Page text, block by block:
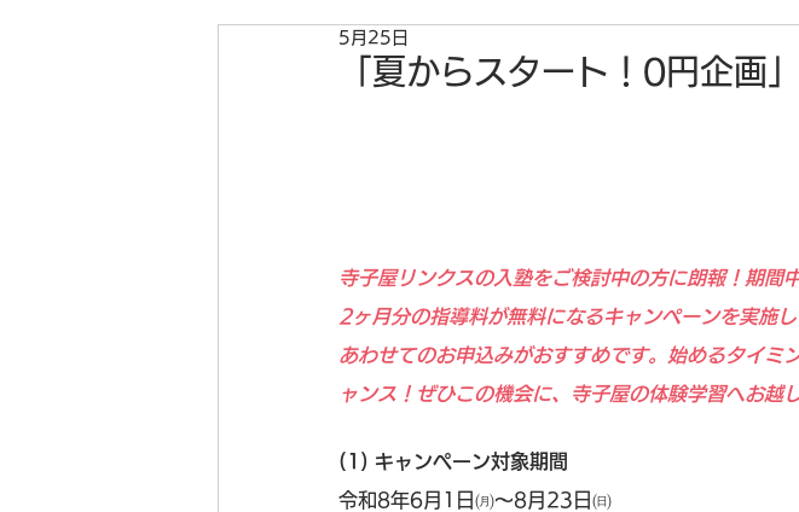
「夏からスタート！0円企画
5月25日
寺子屋リンクスの入塾をご検討中の方に朗報！期間
2ヶ月分の指導料が無料になるキャンペーンを実施
あわせてのお申込みがおすすめです。始めるタイミ
ャンス！ぜひこの機会に、寺子屋の体験学習へお越
(1) キャンペーン対象期間
令和8年6月1日㈪～8月23日㈰